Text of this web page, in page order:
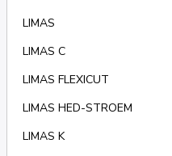
LIMAS
LIMAS C
LIMAS FLEXICUT
LIMAS HED-STROEM
LIMAS K